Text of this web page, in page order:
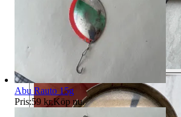
Abu Rauto 15g
Pris:59 kr,Köp nu.